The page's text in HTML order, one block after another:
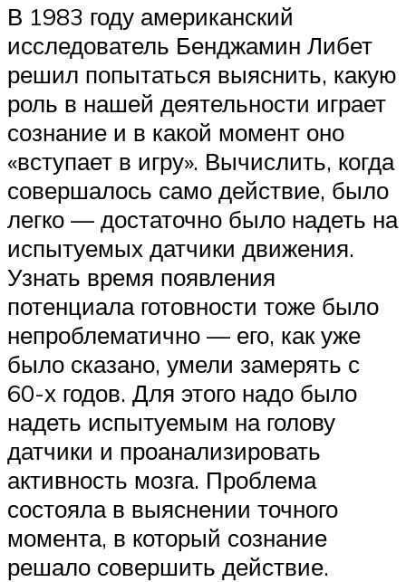
В 1983 году американский
исследователь Бенджамин Либет
решил попытаться выяснить, какую
роль в нашей деятельности играет
сознание и в какой момент оно
«вступает в игру». Вычислить, когда
совершалось само действие, было
легко — достаточно было надеть на
испытуемых датчики движения.
Узнать время появления
потенциала готовности тоже было
непроблематично — его, как уже
было сказано, умели замерять с
60-х годов. Для этого надо было
надеть испытуемым на голову
датчики и проанализировать
активность мозга. Проблема
состояла в выяснении точного
момента, в который сознание
решало совершить действие.